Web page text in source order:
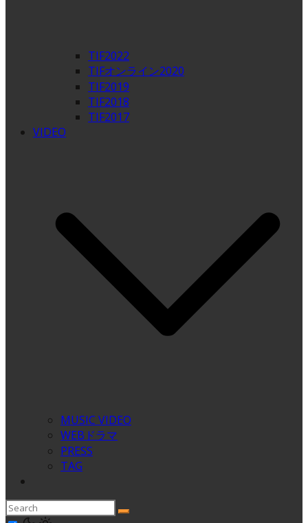
TIF2022
TIFオンライン2020
TIF2019
TIF2018
TIF2017
VIDEO
MUSIC VIDEO
WEBドラマ
PRESS
TAG